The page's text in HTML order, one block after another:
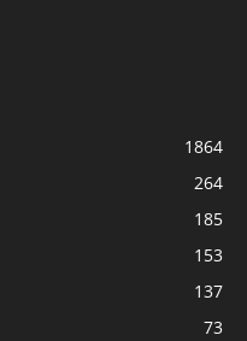
1864
264
185
153
137
73